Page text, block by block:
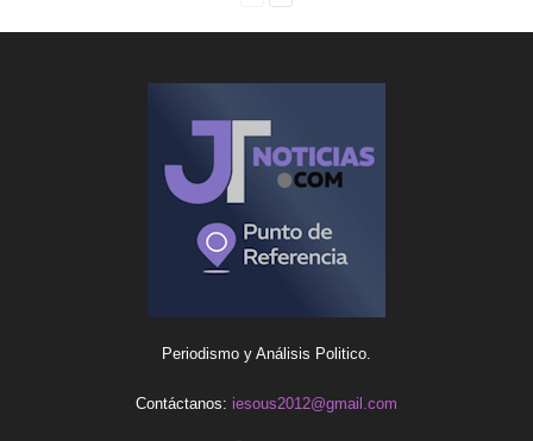
Periodismo y Análisis Politico.
Contáctanos: iesous2012@gmail.com